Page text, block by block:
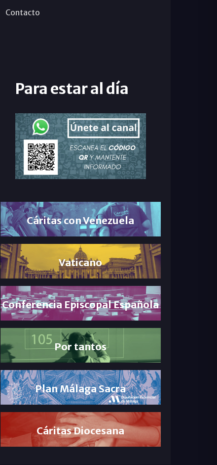
Contacto
Para estar al día
Cáritas con Venezuela
Vaticano
Conferencia Episcopal Española
Por tantos
Plan Málaga Sacra
Cáritas Diocesana